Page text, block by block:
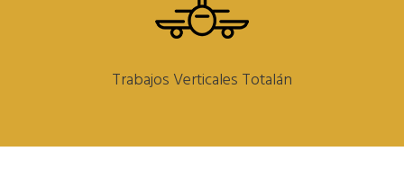
Trabajos Verticales Totalán